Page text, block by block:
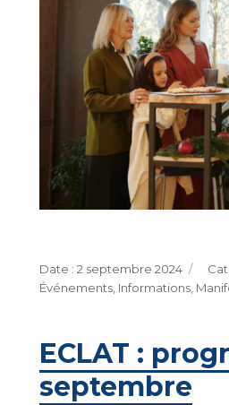
Publié
le
2 septembre 2024
Événements, Informations,
ECLAT :
septembre